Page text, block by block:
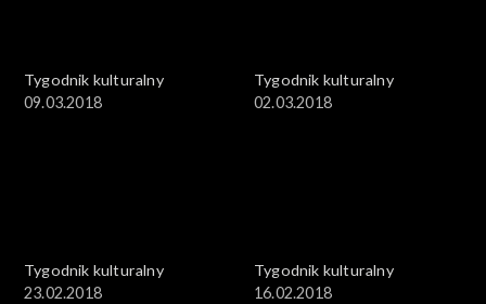
Tygodnik kulturalny
09.03.2018
Tygodnik kulturalny
02.03.2018
Tygodnik kulturalny
23.02.2018
Tygodnik kulturalny
16.02.2018